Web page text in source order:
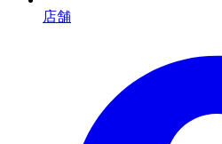
店舗